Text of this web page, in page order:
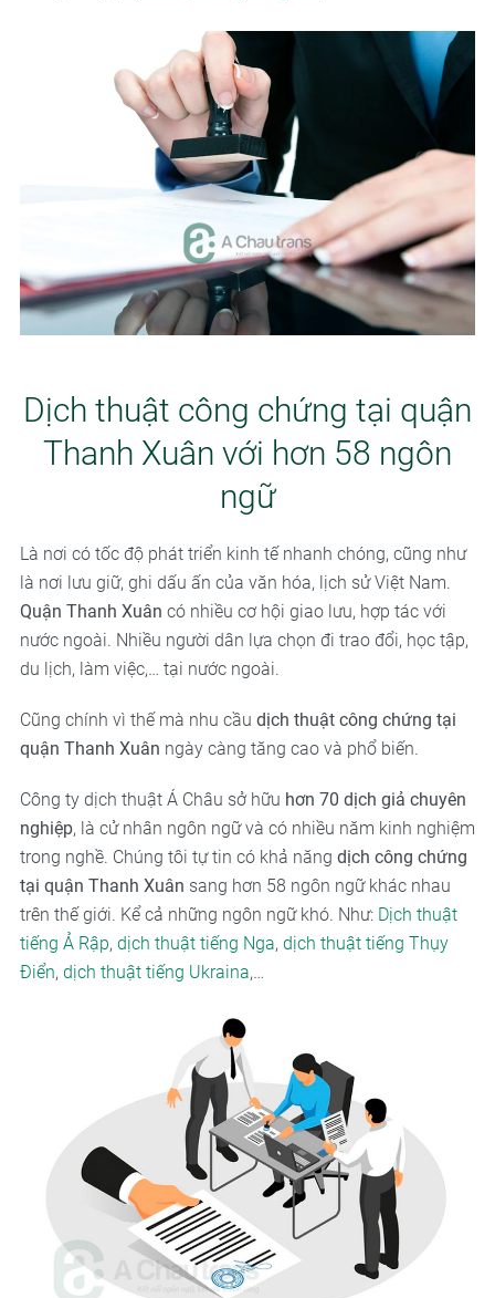
Dịch thuật công chứng tại quận
Thanh Xuân với hơn 58 ngôn
ngữ
Là nơi có tốc độ phát triển kinh tế nhanh chóng, cũng như
là nơi lưu giữ, ghi dấu ấn của văn hóa, lịch sử Việt Nam.
Quận Thanh Xuân có nhiều cơ hội giao lưu, hợp tác với
nước ngoài. Nhiều người dân lựa chọn đi trao đổi, học tập,
du lịch, làm việc,… tại nước ngoài.
Cũng chính vì thế mà nhu cầu dịch thuật công chứng tại
quận Thanh Xuân ngày càng tăng cao và phổ biến.
Công ty dịch thuật Á Châu sở hữu hơn 70 dịch giả chuyên
nghiệp, là cử nhân ngôn ngữ và có nhiều năm kinh nghiệm
trong nghề. Chúng tôi tự tin có khả năng dịch công chứng
tại quận Thanh Xuân sang hơn 58 ngôn ngữ khác nhau
trên thế giới. Kể cả những ngôn ngữ khó. Như: Dịch thuật
tiếng Ả Rập, dịch thuật tiếng Nga, dịch thuật tiếng Thụy
Điển, dịch thuật tiếng Ukraina,…